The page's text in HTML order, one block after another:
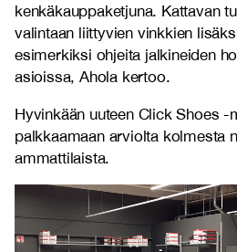
kenkäkauppaketjuna. Kattavan
valintaan liittyvien vinkkien
esimerkiksi ohjeita jalkineiden
asioissa, Ahola kertoo.
Hyvinkään uuteen Click Shoes -
palkkaamaan arviolta kolmesta
ammattilaista.